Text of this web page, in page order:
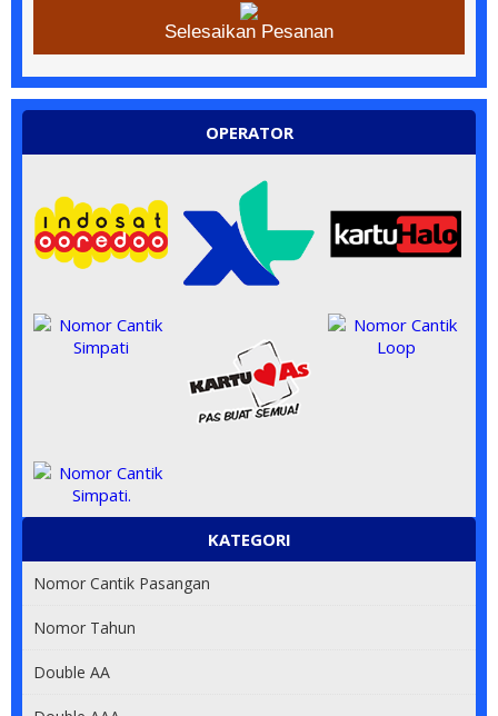
OPERATOR
KATEGORI
Nomor Cantik Pasangan
Nomor Tahun
Double AA
Selesaikan Pesanan